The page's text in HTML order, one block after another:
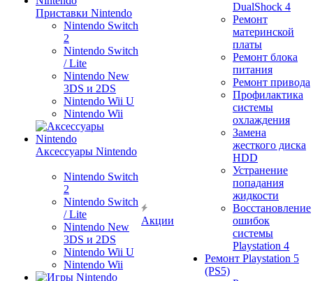
Приставки Nintendo
Nintendo Switch
2
Nintendo Switch
/ Lite
Nintendo New
3DS и 2DS
Nintendo Wii U
Nintendo Wii
Аксессуары Nintendo
Nintendo Switch
2
Nintendo Switch
/ Lite
Nintendo New
3DS и 2DS
Nintendo Wii U
Nintendo Wii
Акции
DualShock 4
Ремонт
материнской
платы
Ремонт блока
питания
Ремонт привода
Профилактика
системы
охлаждения
Замена
жесткого диска
HDD
Устранение
попадания
жидкости
Восстановление
ошибок
системы
Playstation 4
Ремонт Playstation 5
(PS5)